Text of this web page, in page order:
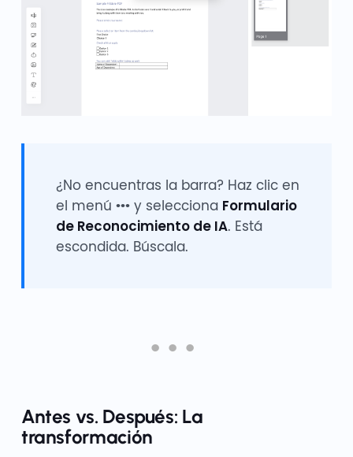
¿No encuentras la barra? Haz clic en
el menú ••• y selecciona Formulario
de Reconocimiento de IA. Está
escondida. Búscala.
Antes vs. Después: La
transformación